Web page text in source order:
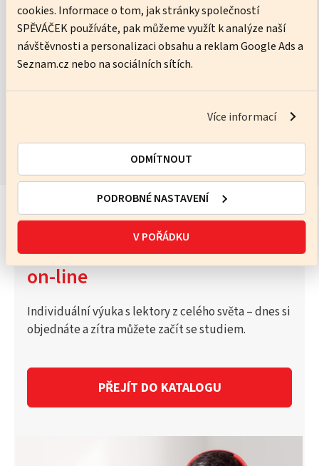
cookies. Informace o tom, jak stránky společností
SPĚVÁČEK používáte, pak můžeme využít k analýze naší
návštěvnosti a personalizaci obsahu a reklam Google Ads a
Seznam.cz nebo na sociálních sítích.
Více informací
V POŘÁDKU
PODROBNÉ NASTAVENÍ
ODMÍTNOUT
Ware Neil
No pressure, just practice – I’ll help you get better every lesson.
Vyzkoušejte Katalog lektorů
on-line
Individuální výuka s lektory z celého světa – dnes si
objednáte a zítra můžete začít se studiem.
PŘEJÍT DO KATALOGU